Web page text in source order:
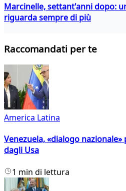
Marcinelle, settant'anni dopo:
riguarda sempre di più
Raccomandati per te
America Latina
Venezuela, «dialogo
dagli Usa
1 min di lettura